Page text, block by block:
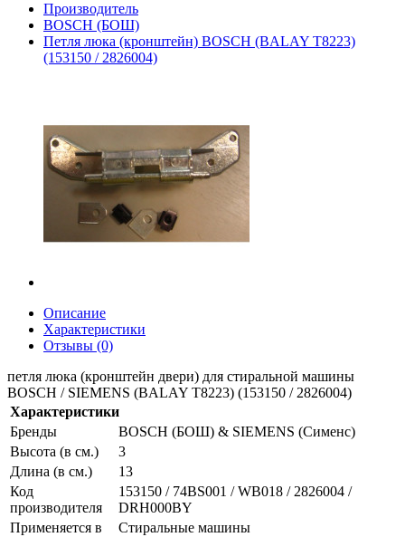
Производитель
BOSCH (БОШ)
Петля люка (кронштейн) BOSCH (BALAY T8223)
(153150 / 2826004)
Описание
Характеристики
Отзывы (0)
петля люка (кронштейн двери) для стиральной машины
BOSCH / SIEMENS (BALAY T8223) (153150 / 2826004)
Характеристики
Бренды
BOSCH (БОШ) & SIEMENS (Сименс)
Высота (в см.)
3
Длина (в см.)
13
Код
производителя
153150 / 74BS001 / WB018 / 2826004 /
DRH000BY
Применяется в
Стиральные машины